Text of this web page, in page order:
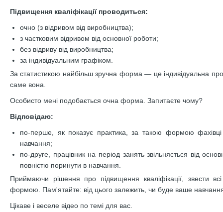
Підвищення кваліфікації проводиться:
очно (з відривом від виробництва);
з частковим відривом від основної роботи;
без відриву від виробництва;
за індивідуальним графіком.
За статистикою найбільш зручна форма — це індивідуальна
саме вона.
Особисто мені подобається очна форма. Запитаєте чому?
Відповідаю:
по-перше, як показує практика, за такою формою фахівці
навчання;
по-друге, працівник на період занять звільняється від
повністю поринути в навчання.
Приймаючи рішення про підвищення кваліфікації, звести
формою. Пам'ятайте: від цього залежить, чи буде ваше
Цікаве і веселе відео по темі для вас.